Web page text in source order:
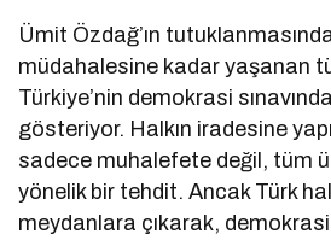
Ümit Özdağ’ın
müdahalesine kadar yaşanan
Türkiye’nin demokrasi
gösteriyor. Halkın iradesine
sadece muhalefete değil, tüm
yönelik bir tehdit. Ancak Türk
meydanlara çıkarak,